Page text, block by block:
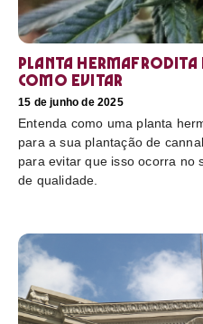
Planta hermafrodita
como evitar
15 de junho de 2025
Entenda como uma planta
para a sua plantação de
para evitar que isso ocorra no
de qualidade.